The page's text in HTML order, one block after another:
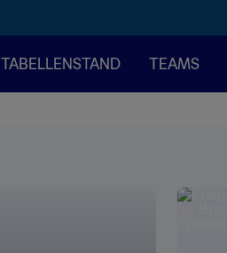
TABELLENSTAND TEAMS